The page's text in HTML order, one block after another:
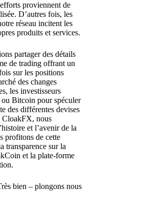
proviennent de
D’autres fois, les
réseau incitent les
produits et services.
partager des détails
de trading offrant un
sur les positions
des changes
les investisseurs
Bitcoin pour spéculer
des différentes devises
CloakFX, nous
et l’avenir de la
profitons de cette
transparence sur la
et la plate-forme
bien – plongons nous